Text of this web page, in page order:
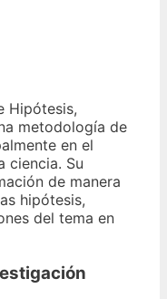
Hipótesis,
metodología de
en el
ciencia. Su
de manera
hipótesis,
del tema en